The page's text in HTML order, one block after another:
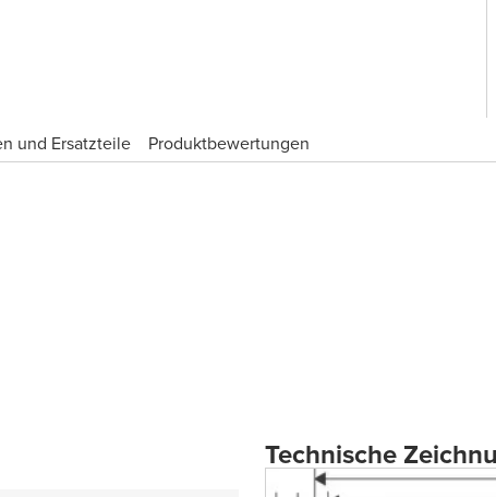
und Ersatzteile
Produktbewertungen
Technische